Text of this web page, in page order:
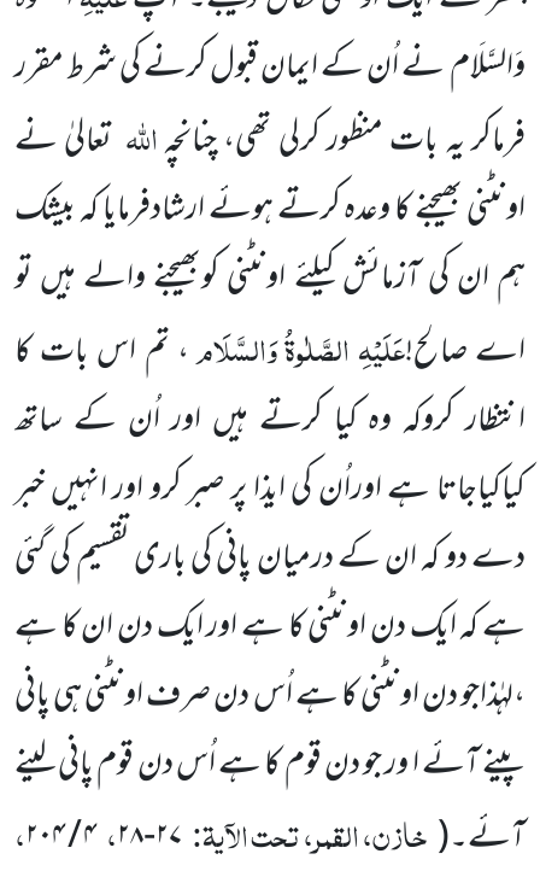
وَالسَّلَامنے اُن کے ایمان قبول کرنے کی شرط مقرر
فرماکر یہ بات منظور کرلی تھی، چنانچہاللہ تعالیٰ نے
اونٹنی بھیجنے کا وعدہ کرتے ہوئے ارشادفرمایا کہ بیشک
ہم ان کی آزمائش کیلئے اونٹنی کوبھیجنے والے ہیں تو
اے صالح!عَلَیْہِالصَّلٰوۃُوَالسَّلَام، تم اس بات کا
انتظار کروکہ وہ کیا کرتے ہیں اور اُن کے ساتھ
کیاکیاجاتا ہے اوراُن کی ایذا پر صبر کرو اورانہیں خبر
دے دو کہ ان کے درمیان پانی کی باری تقسیم کی گئی
ہے کہ ایک دن اونٹنی کا ہے اور ایک دن ان کا ہے
،لہٰذاجو دن اونٹنی کا ہے اُس دن صرف اونٹنی ہی پانی
پینے آئے ا ور جو دن قوم کا ہے اُس دن قوم پانی لینے
آئے۔(خازن، القمر، تحت الآیۃ: ۲۷-۲۸،۴/۲۰۴،